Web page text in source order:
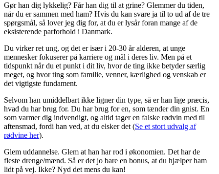
Gør han dig lykkelig? Får han dig til at grine? Glemmer du tiden,
når du er sammen med ham? Hvis du kan svare ja til to ud af de tre
spørgsmål, så lover jeg dig for, at du er lysår foran mange af de
eksisterende parforhold i Danmark.
Du virker ret ung, og det er især i 20-30 år alderen, at unge
mennesker fokuserer på karriere og mål i deres liv. Men på et
tidspunkt når du et punkt i dit liv, hvor de ting ikke betyder særlig
meget, og hvor ting som familie, venner, kærlighed og venskab er
det vigtigste fundament.
Selvom han umiddelbart ikke ligner din type, så er han lige præcis,
hvad du har brug for. Du har brug for en, som tænder din gnist. En
som varmer dig indvendigt, og altid tager en falske rødvin med til
aftensmad, fordi han ved, at du elsker det (Se et stort udvalg af
rødvine her).
Glem uddannelse. Glem at han har rod i økonomien. Det har de
fleste drenge/mænd. Så er det jo bare en bonus, at du hjælper ham
lidt på vej. Ikke? Nyd det mens du kan!